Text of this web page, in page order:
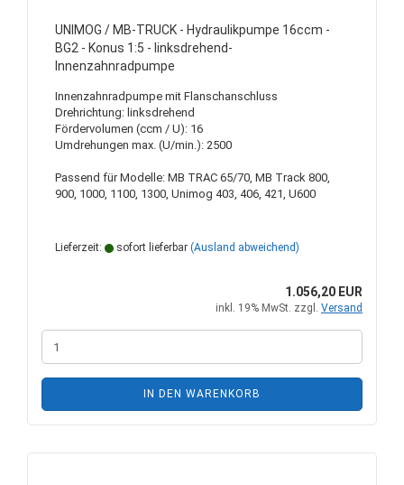
UNIMOG / MB-TRUCK - Hydraulikpumpe 16ccm -
BG2 - Konus 1:5 - linksdrehend-
Innenzahnradpumpe
Innenzahnradpumpe mit Flanschanschluss
Drehrichtung: linksdrehend
Fördervolumen (ccm / U): 16
Umdrehungen max. (U/min.): 2500
Passend für Modelle: MB TRAC 65/70, MB Track 800,
900, 1000, 1100, 1300, Unimog 403, 406, 421, U600
Lieferzeit: sofort lieferbar (Ausland abweichend)
1.056,20 EUR
inkl. 19% MwSt. zzgl. Versand
IN DEN WARENKORB